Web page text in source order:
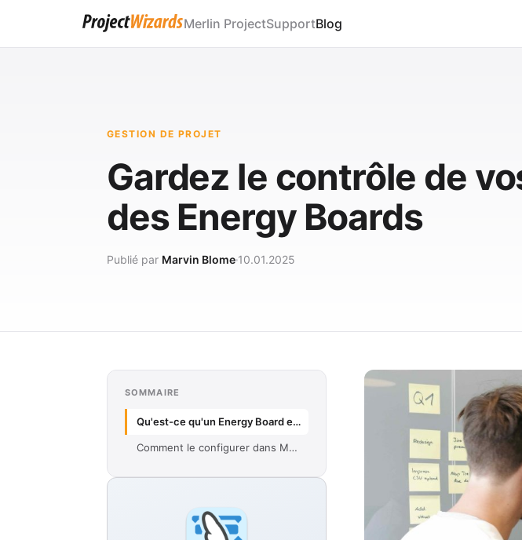
Merlin ProjectSupportBlog
GESTION DE PROJET
Gardez le contrôle de
des Energy Boards
Publié par Marvin Blome 10.01.2025
SOMMAIRE
Qu'est-ce qu'un Energy Board et pourquoi est-il utile ?
Comment le configurer dans Merlin Project ?